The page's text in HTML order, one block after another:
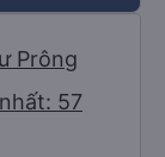
Prông
57